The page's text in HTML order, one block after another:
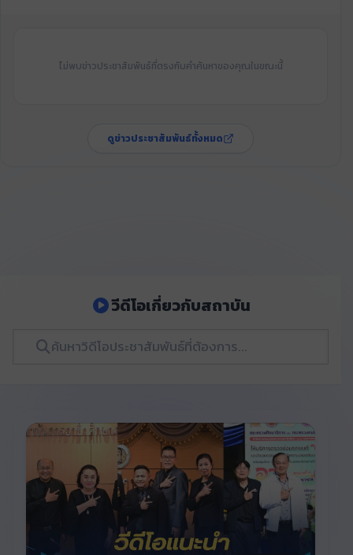
ไม่พบข่าวประชาสัมพันธ์ที่ตรงกับคำค้นหาของคุณในขณะนี้
ดูข่าวประชาสัมพันธ์ทั้งหมด
วีดีโอเกี่ยวกับสถาบัน